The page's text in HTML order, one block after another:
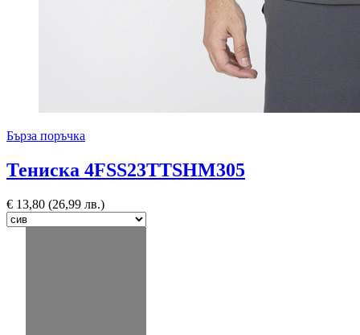
Бърза поръчка
Тениска 4FSS23TTSHM305
€ 13,80 (26,99 лв.)